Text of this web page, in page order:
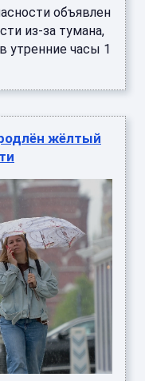
объявлен
из-за тумана,
утренние часы 1
жёлтый